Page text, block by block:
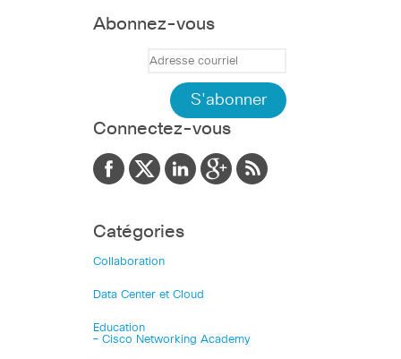
Abonnez-vous
Connectez-vous
Catégories
Collaboration
Data Center et Cloud
Education
– Cisco Networking Academy